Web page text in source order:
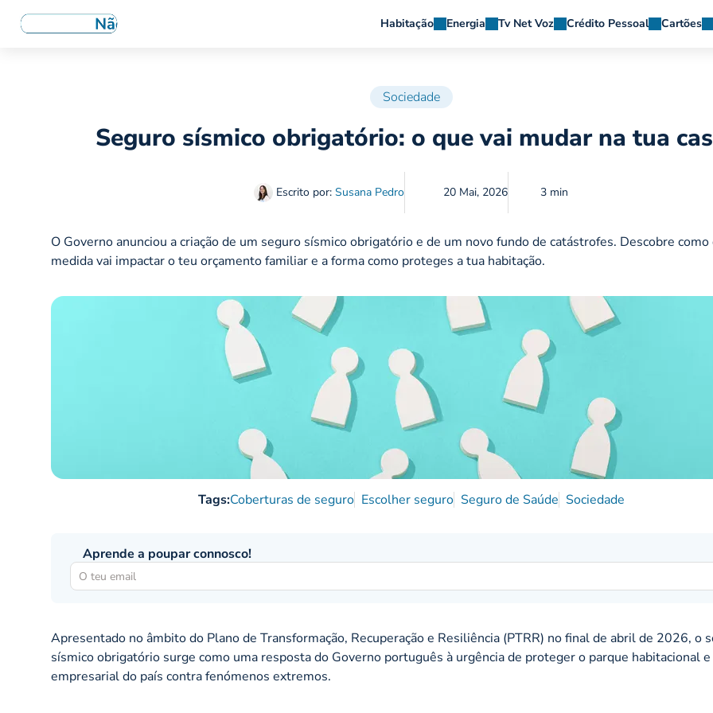
Habitação Energia Tv Net Voz Crédito Pessoal Cartões
Sociedade
Seguro sísmico obrigatório: o que vai mudar na tua
Escrito por: Susana Pedro 20 Mai, 2026 3 min
O Governo anunciou a criação de um seguro sísmico obrigatório e de um novo fundo de catástrofes. Descobre como
medida vai impactar o teu orçamento familiar e a forma como proteges a tua habitação.
Tags:Coberturas de seguro Escolher seguro Seguro de Saúde Sociedade
Aprende a poupar connosco!
Apresentado no âmbito do Plano de Transformação, Recuperação e Resiliência (PTRR) no final de abril de 2026, o
sísmico obrigatório surge como uma resposta do Governo português à urgência de proteger o parque habitacional e
empresarial do país contra fenómenos extremos.